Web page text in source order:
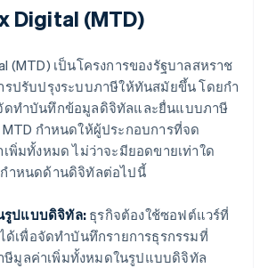
Digital (MTD)
(MTD) เป็นโครงการของรัฐบาลสหราช
ปรับปรุงระบบภาษีให้ทันสมัยขึ้น โดยกํา
ดทำบันทึกข้อมูลดิจิทัลและยื่นแบบภาษี
กำหนดให้ผู้ประกอบการที่จด
พิ่มทั้งหมด ไม่ว่าจะมียอดขายเท่าใด
าหนดด้านดิจิทัลต่อไปนี้
รูปแบบดิจิทัล: ธุรกิจต้องใช้ซอฟต์แวร์ที่
ด้เพื่อจัดทำบันทึกรายการธุรกรรมที่
ษีมูลค่าเพิ่มทั้งหมดในรูปแบบดิจิทัล